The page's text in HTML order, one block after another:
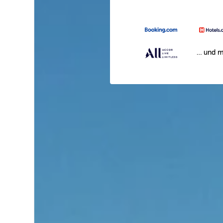
… und